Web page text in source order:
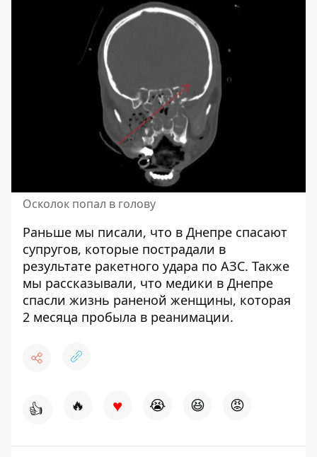
Осколок попал в голову
Раньше мы писали, что в Днепре спасают
супругов, которые пострадали в
результате ракетного удара по АЗС. Также
мы рассказывали, что медики в Днепре
спасли жизнь раненой женщины, которая
2 месяца пробыла в реанимации.
👍 🔥 ♥ 😭 😆 😡